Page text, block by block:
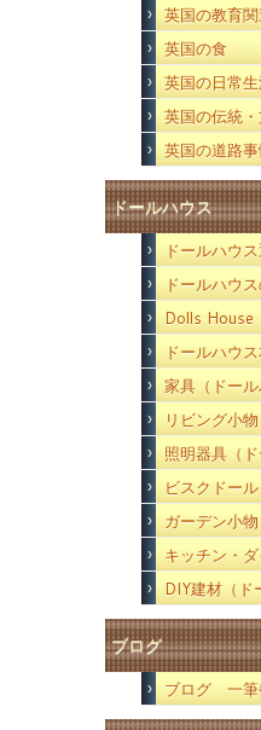
英国の教育
英国の食
英国の日常
英国の伝統
英国の道路
ドールハウス
ドールハウ
ドールハウ
Dolls House
ドールハウ
家具（ドール
リビング小
照明器具（ド
ビスクドー
ガーデン小物
キッチン・
ルハウス）
DIY建材（ド
ブログ
ブログ 一筆